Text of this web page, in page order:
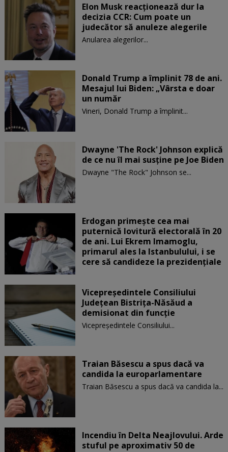
Elon Musk reacționează dur la
decizia CCR: Cum poate un
judecător să anuleze alegerile
Anularea alegerilor...
Donald Trump a împlinit 78 de ani.
Mesajul lui Biden: „Vârsta e doar
un număr
Vineri, Donald Trump a împlinit...
Dwayne 'The Rock' Johnson explică
de ce nu îl mai susține pe Joe Biden
Dwayne "The Rock" Johnson se...
Erdogan primește cea mai
puternică lovitură electorală în 20
de ani. Lui Ekrem Imamoglu,
primarul ales la Istanbulului, i se
cere să candideze la prezidențiale
Vicepreşedintele Consiliului
Judeţean Bistriţa-Năsăud a
demisionat din funcție
Vicepreşedintele Consiliului...
Traian Băsescu a spus dacă va
candida la europarlamentare
Traian Băsescu a spus dacă va candida la...
Incendiu în Delta Neajlovului. Arde
stuful pe aproximativ 50 de